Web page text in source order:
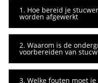
1. Hoe bereid je
worden afgewerkt
2. Waarom is de
voorbereiden van
3. Welke fouten moet